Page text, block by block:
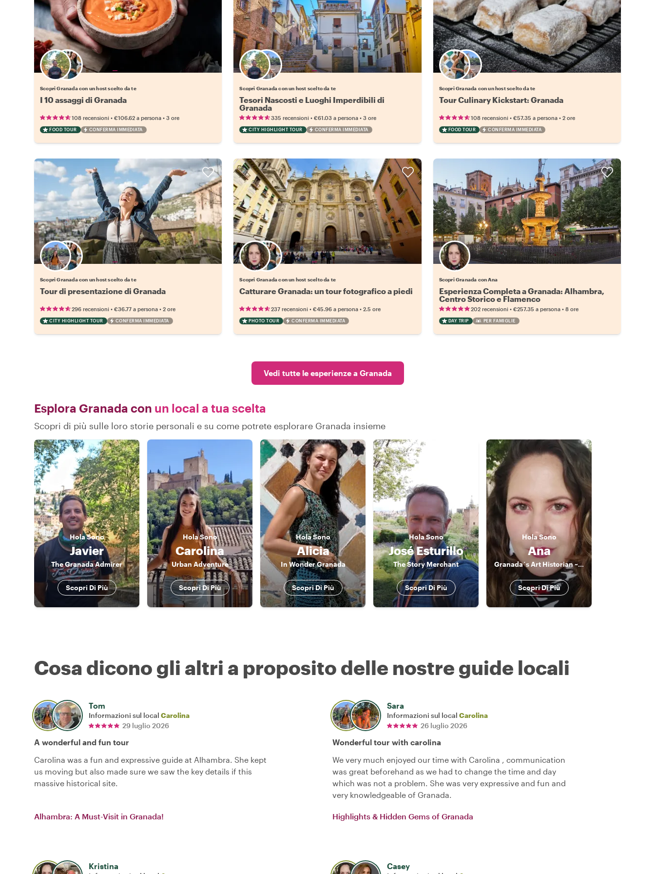
Scegli il tuo local preferito
Scopri Granada con un host scelto da te
I 10 assaggi di Granada
108 recensioni • €106.62 a persona • 3 ore
FOOD TOUR CONFERMA IMMEDIATA
Scegli il tuo local preferito
Scopri Granada con un host scelto da te
Tesori Nascosti e Luoghi Imperdibili di
Granada
335 recensioni •€61.03 a persona •3 ore
CITY HIGHLIGHT TOUR CONFERMA IMMEDIATA
Scegli il tuo local preferito
Scopri Granada con un host scelto da te
Tour Culinary Kickstart: Granada
108 recensioni• €57.35 a persona• 2 ore
FOOD TOUR CONFERMA IMMEDIATA
Scegli il tuo local preferito
Scopri Granada con un host scelto da te
Tour di presentazione di Granada
296 recensioni • €36.77 a persona • 2 ore
CITY HIGHLIGHT TOUR CONFERMA IMMEDIATA
Scegli il tuo local preferito
Scopri Granada con un host scelto da te
Catturare Granada: un tour fotografico a piedi
237 recensioni •€45.96 a persona •2.5 ore
PHOTO TOUR CONFERMA IMMEDIATA
Scopri Granada con Ana
Esperienza Completa a Granada: Alhambra,
Centro Storico e Flamenco
202 recensioni• €257.35 a persona• 8 ore
DAY TRIP PER FAMIGLIE
Vedi tutte le esperienze a Granada
Esplora Granada con un local a tua scelta
Scopri di più sulle loro storie personali e su come potrete esplorare Granada insieme
HolaSono
Javier
The Granada Admirer
Scopri Di Più
HolaSono
Carolina
Urban Adventure
Scopri Di Più
HolaSono
Alicia
In Wonder Granada
Scopri Di Più
HolaSono
José Esturillo
The Story Merchant
Scopri Di Più
HolaSono
Ana
Granada´s Art Historian ~ Exclusive Experiences ~
Scopri Di Più
Cosa dicono gli altri a proposito delle nostre guide locali
Tom
Informazioni sul local Carolina
29 luglio 2026
A wonderful and fun tour
Carolina was a fun and expressive guide at Alhambra. She kept
us moving but also made sure we saw the key details if this
massive historical site.
Alhambra: A Must-Visit in Granada!
Sara
Informazioni sul local Carolina
26 luglio 2026
Wonderful tour with carolina
We very much enjoyed our time with Carolina , communication
was great beforehand as we had to change the time and day
which was not a problem. She was very expressive and fun and
very knowledgeable of Granada.
Highlights & Hidden Gems of Granada
Kristina Casey